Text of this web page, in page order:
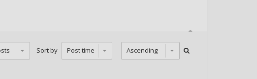
Sort by